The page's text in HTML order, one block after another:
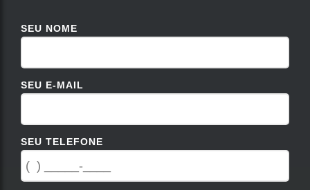
SEU NOME
SEU E-MAIL
SEU TELEFONE